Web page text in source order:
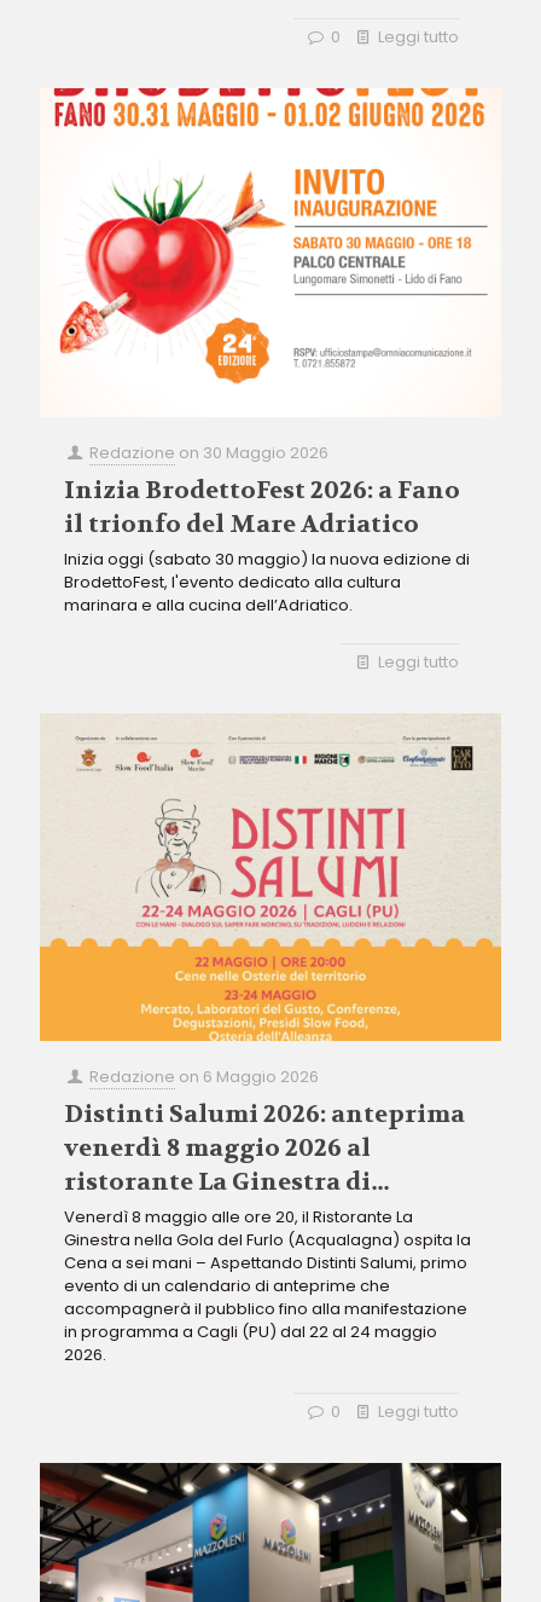
0 Leggi tutto
Redazione on 30 Maggio 2026
Inizia BrodettoFest 2026: a Fano
il trionfo del Mare Adriatico
Inizia oggi (sabato 30 maggio) la nuova edizione di
BrodettoFest, l'evento dedicato alla cultura
marinara e alla cucina dell’Adriatico.
Leggi tutto
Redazione on 6 Maggio 2026
Distinti Salumi 2026: anteprima
venerdì 8 maggio 2026 al
ristorante La Ginestra di
Acqualagna
Venerdì 8 maggio alle ore 20, il Ristorante La
Ginestra nella Gola del Furlo (Acqualagna) ospita la
Cena a sei mani – Aspettando Distinti Salumi, primo
evento di un calendario di anteprime che
accompagnerà il pubblico fino alla manifestazione
in programma a Cagli (PU) dal 22 al 24 maggio
2026.
0 Leggi tutto